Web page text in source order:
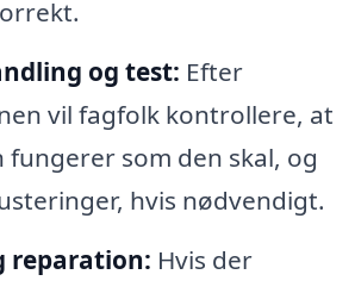
og test: Efter
vil fagfolk kontrollere, at
som den skal, og
hvis nødvendigt.
reparation: Hvis der